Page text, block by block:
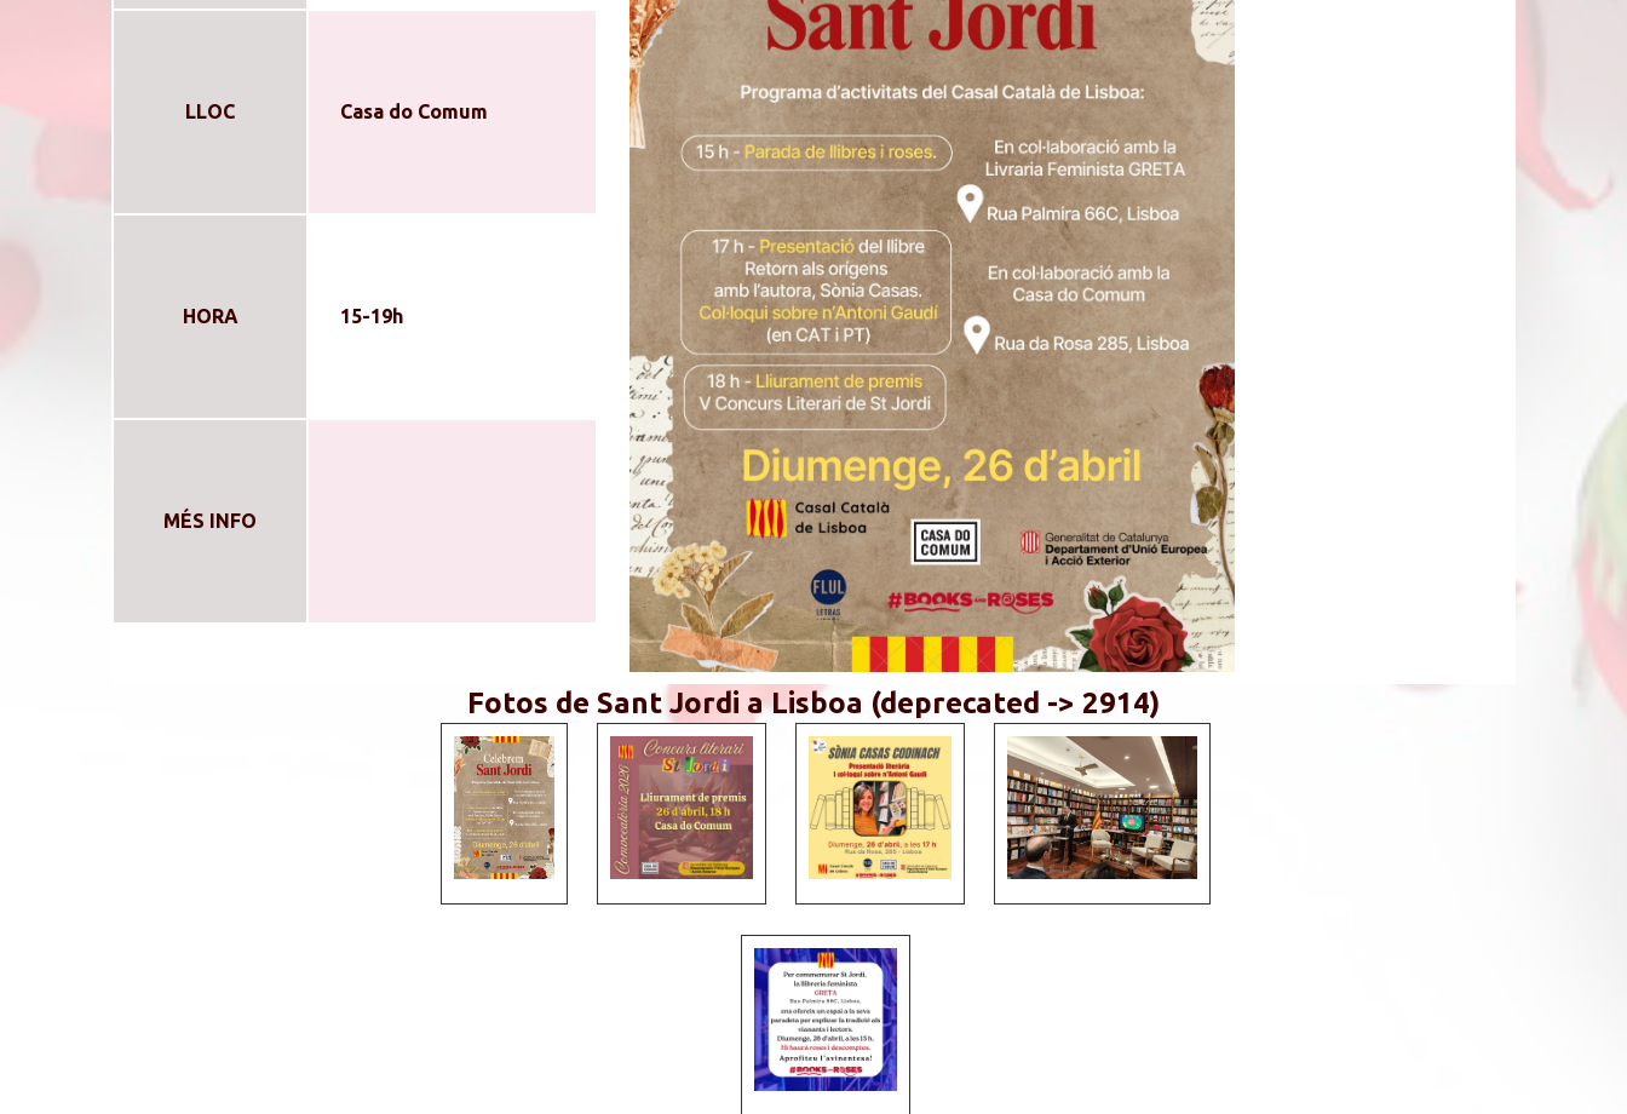
LLOC Casa do Comum
HORA 15-19h
MÉS INFO
Fotos de Sant Jordi a Lisboa (deprecated -> 2914)